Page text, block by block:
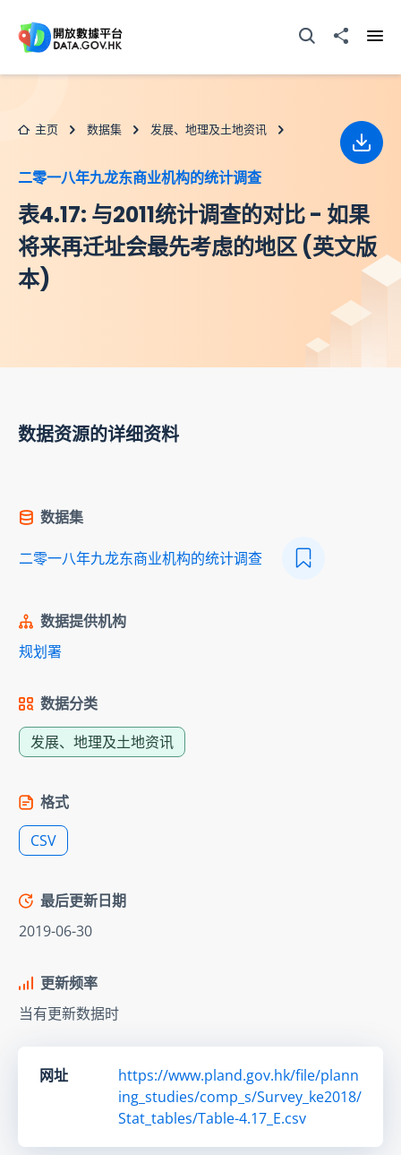
打开搜寻器分享至
主页 数据集 发展、地理及土地资讯
二零一八年九龙东商业机构的统计调查
表4.17: 与2011统计调查的对比 - 如果
将来再迁址会最先考虑的地区 (英文版
本)
下载
数据资源的详细资料
数据集
二零一八年九龙东商业机构的统计调查
数据提供机构
规划署
数据分类
发展、地理及土地资讯
格式
CSV
最后更新日期
2019-06-30
更新频率
当有更新数据时
网址
https://www.pland.gov.hk/file/plann
ing_studies/comp_s/Survey_ke2018/
Stat_tables/Table-4.17_E.csv